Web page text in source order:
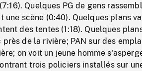
Quelques PG de gens
une scène (0:40). Quelques plans
des tentes (1:18). Quelques
près de la rivière; PAN sur des
on voit un jeune homme
trois policiers installés sur